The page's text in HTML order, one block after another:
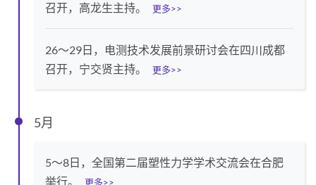
召开，高龙生主持。
更多>>
26～29日，电测技术发展前景研讨会在四川成都
召开，宁交贤主持。
更多>>
5月
5～8日，全国第二届塑性力学学术交流会在合肥
举行。
更多>>